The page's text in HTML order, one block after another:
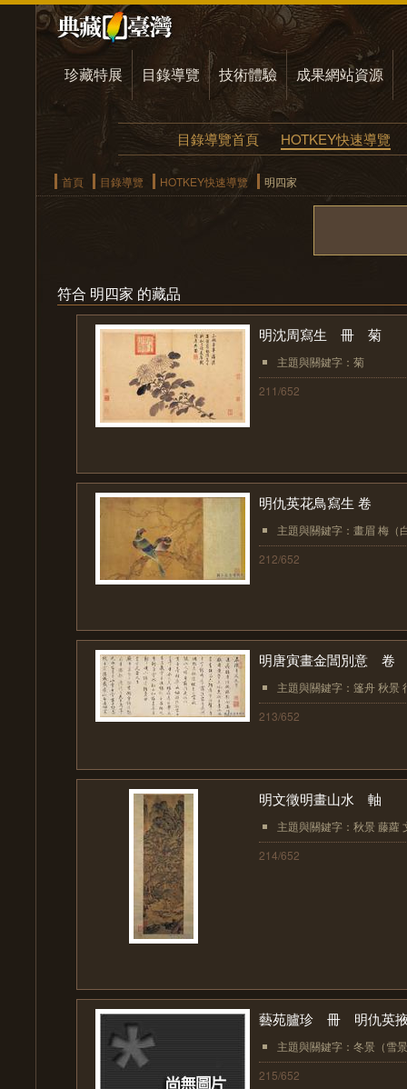
珍藏特展 目錄導覽 技術體驗 成果網站資源
目錄導覽首頁 HOTKEY快速導覽
首頁 目錄導覽 HOTKEY快速導覽 明四家
符合 明四家 的藏品
明沈周寫生 冊 菊
主題與關鍵字：菊
211/652
明仇英花鳥寫生 卷
主題與關鍵字：畫眉 梅（
212/652
明唐寅畫金閶別意 卷
主題與關鍵字：篷舟 秋景
213/652
明文徵明畫山水 軸
主題與關鍵字：秋景 藤蘿
214/652
藝苑臚珍 冊 明仇英
主題與關鍵字：冬景（雪
215/652